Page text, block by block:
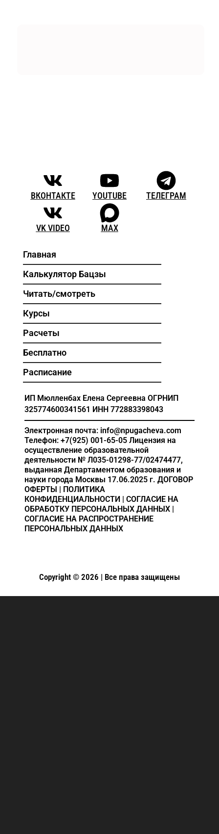
ВКОНТАКТЕ YOUTUBE ТЕЛЕГРАМ
VK VIDEO MAX
Главная
Калькулятор Бацзы
Читать/смотреть
Курсы
Расчеты
Бесплатно
Расписание
ИП Мюлленбах Елена Сергеевна ОГРНИП
325774600341561 ИНН 772883398043
Электронная почта: info@npugacheva.com
Телефон: +7(925) 001-65-05 Лицензия на
осуществление образовательной
деятельности № Л035-01298-77/02474477,
выданная Департаментом образования и
науки города Москвы 17.06.2025 г. ДОГОВОР
ОФЕРТЫ | ПОЛИТИКА
КОНФИДЕНЦИАЛЬНОСТИ | СОГЛАСИЕ НА
ОБРАБОТКУ ПЕРСОНАЛЬНЫХ ДАННЫХ |
СОГЛАСИЕ НА РАСПРОСТРАНЕНИЕ
ПЕРСОНАЛЬНЫХ ДАННЫХ
Copyright © 2026 | Все права защищены